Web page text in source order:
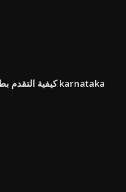
كيفية التقدم بطلب للحصول على شهادة الرزن على الانترنت في karnataka